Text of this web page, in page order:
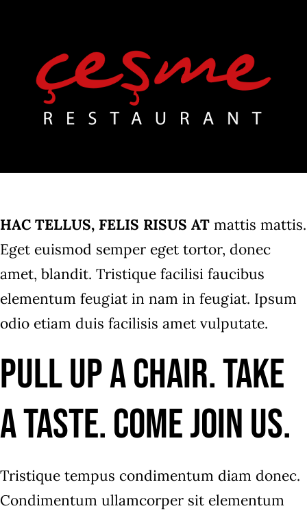
content
HAC TELLUS, FELIS RISUS AT mattis mattis.
Eget euismod semper eget tortor, donec
amet, blandit. Tristique facilisi faucibus
elementum feugiat in nam in feugiat. Ipsum
odio etiam duis facilisis amet vulputate.
Pull up a chair. Take
a taste. Come join us.
Tristique tempus condimentum diam donec.
Condimentum ullamcorper sit elementum